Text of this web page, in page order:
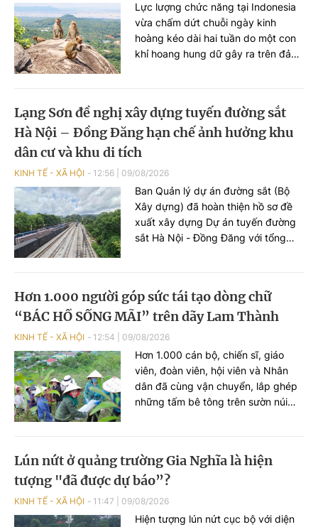
Lực lượng chức năng tại Indonesia
vừa chấm dứt chuỗi ngày kinh
hoàng kéo dài hai tuần do một con
khỉ hoang hung dữ gây ra trên đảo
chục trường học tại địa phương
phải tạm thời đóng cửa để đảm bảo
an toàn.
Lạng Sơn đề nghị xây dựng tuyến đường sắt
Hà Nội – Đồng Đăng hạn chế ảnh hưởng khu
dân cư và khu di tích
KINH TẾ - XÃ HỘI 12:56 09/08/2026
Ban Quản lý dự án đường sắt (Bộ
Xây dựng) đã hoàn thiện hồ sơ đề
xuất xây dựng Dự án tuyến đường
sắt Hà Nội - Đồng Đăng với tổng
ý một số nội dung, trong đó đề nghị
nghiên cứu hướng tuyến đảm bảo
hạn chế tối đa ảnh hưởng hưởng
di tích lịch sử.
Hơn 1.000 người góp sức tái tạo dòng chữ
“BÁC HỒ SỐNG MÃI” trên dãy Lam Thành
KINH TẾ - XÃ HỘI 12:54 09/08/2026
Hơn 1.000 cán bộ, chiến sĩ, giáo
viên, đoàn viên, hội viên và Nhân
dân đã cùng vận chuyển, lắp ghép
những tấm bê tông trên sườn núi
hơn nửa thế kỷ.
Lún nứt ở quảng trường Gia Nghĩa là hiện
tượng "đã được dự báo”?
KINH TẾ - XÃ HỘI 11:47 09/08/2026
Hiện tượng lún nứt cục bộ với diện